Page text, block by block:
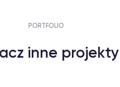
PORTFOLIO
inne projekty